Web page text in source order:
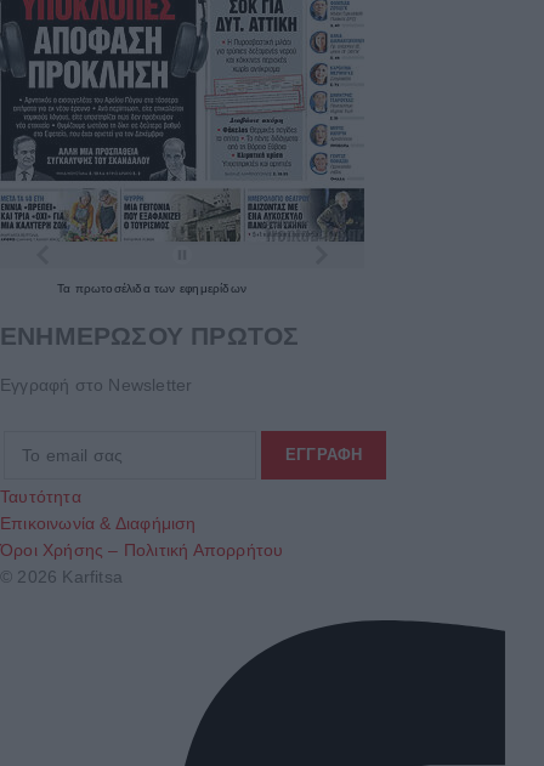
Τα πρωτοσέλιδατων εφημερίδων
ΕΝΗΜΕΡΩΣΟΥ ΠΡΩΤΟΣ
Εγγραφή στο Newsletter
Ταυτότητα
Επικοινωνία & Διαφήμιση
Όροι Χρήσης – Πολιτική Απορρήτου
© 2026 Karfitsa